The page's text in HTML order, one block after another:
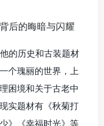
的历史和古装题材
个瑰丽的世界，上
困境和关于古老中
实题材有《秋菊打
》《幸福时光》等